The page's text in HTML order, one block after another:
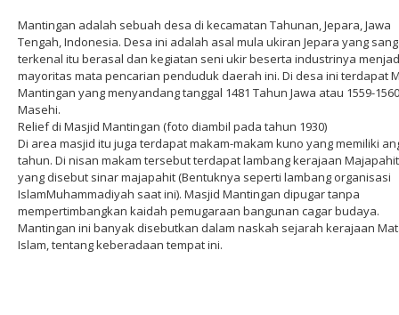
Mantingan adalah sebuah desa di kecamatan Tahunan, Jepara, Jawa
Tengah, Indonesia. Desa ini adalah asal mula ukiran Jepara yang
terkenal itu berasal dan kegiatan seni ukir beserta industrinya
mayoritas mata pencarian penduduk daerah ini. Di desa ini terdapat
Mantingan yang menyandang tanggal 1481 Tahun Jawa atau 1559-1560
Masehi.
Relief di Masjid Mantingan (foto diambil pada tahun 1930)
Di area masjid itu juga terdapat makam-makam kuno yang memiliki
tahun. Di nisan makam tersebut terdapat lambang kerajaan Majapahit
yang disebut sinar majapahit (Bentuknya seperti lambang organisasi
IslamMuhammadiyah saat ini). Masjid Mantingan dipugar tanpa
mempertimbangkan kaidah pemugaraan bangunan cagar budaya.
Mantingan ini banyak disebutkan dalam naskah sejarah kerajaan
Islam, tentang keberadaan tempat ini.